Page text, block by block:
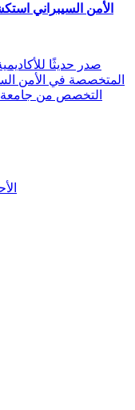
الأمن السيبراني
المتخصصة في الأمن
التخصص من جامعة